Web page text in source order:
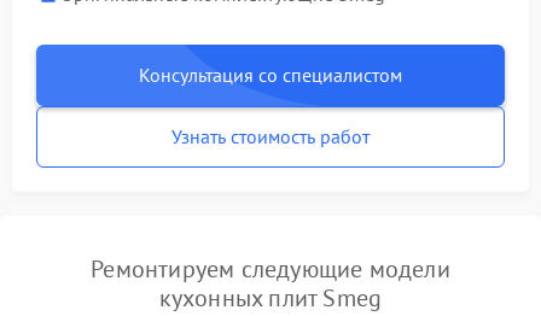
Консультация со специалистом
Узнать стоимость работ
Ремонтируем следующие модели
кухонных плит Smeg